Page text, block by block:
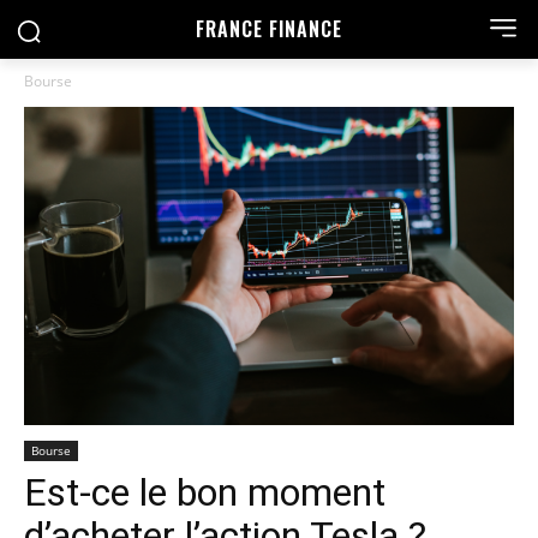
FRANCE FINANCE
Bourse
Bourse
Est-ce le bon moment